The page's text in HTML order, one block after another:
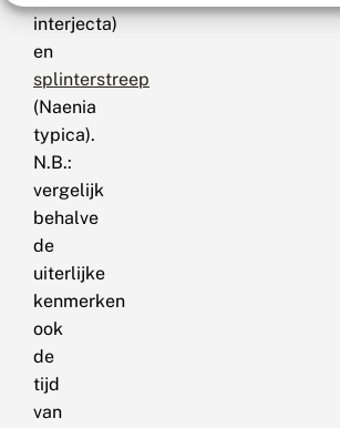
interjecta)
en
splinterstreep
(Naenia
typica).
N.B.:
vergelijk
behalve
de
uiterlijke
kenmerken
ook
de
tijd
van